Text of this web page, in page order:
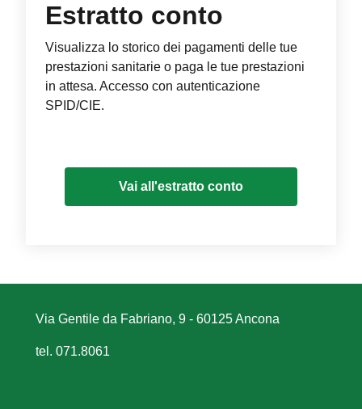
Estratto conto
Visualizza lo storico dei pagamenti delle tue
prestazioni sanitarie o paga le tue prestazioni
in attesa. Accesso con autenticazione
SPID/CIE.
Vai all'estratto conto
Via Gentile da Fabriano, 9 - 60125 Ancona
tel. 071.8061